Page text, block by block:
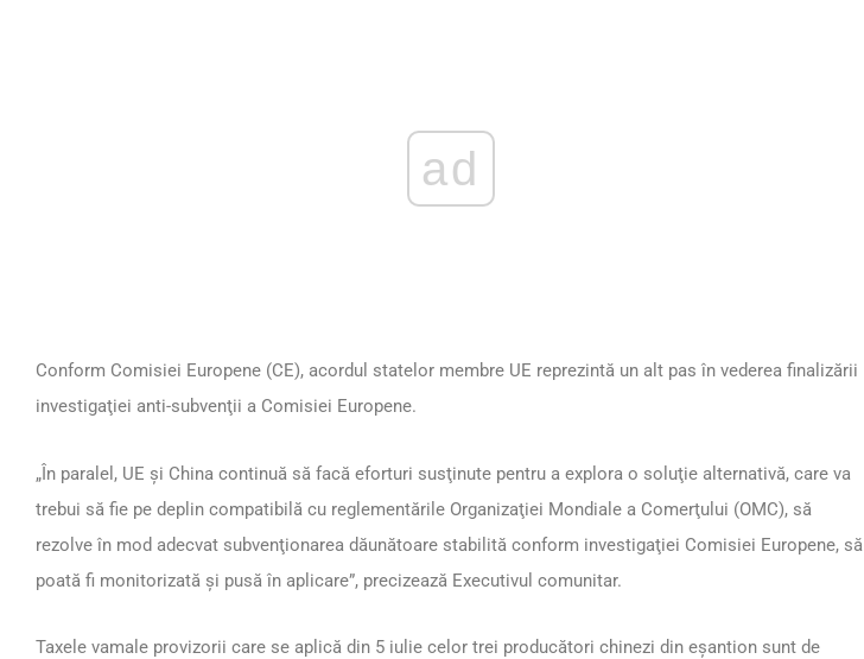
ad
Conform Comisiei Europene (CE), acordul statelor membre UE reprezintă un alt pas în vederea finalizării
investigaţiei anti-subvenţii a Comisiei Europene.
„În paralel, UE şi China continuă să facă eforturi susţinute pentru a explora o soluţie alternativă, care va
trebui să fie pe deplin compatibilă cu reglementările Organizaţiei Mondiale a Comerţului (OMC), să
rezolve în mod adecvat subvenţionarea dăunătoare stabilită conform investigaţiei Comisiei Europene, să
poată fi monitorizată şi pusă în aplicare”, precizează Executivul comunitar.
Taxele vamale provizorii care se aplică din 5 iulie celor trei producători chinezi din eşantion sunt de